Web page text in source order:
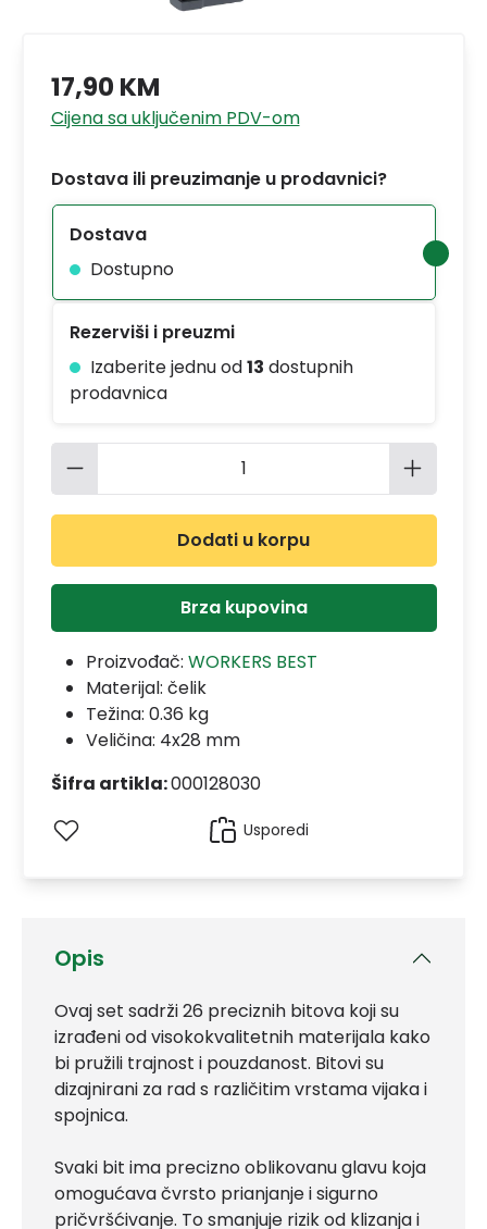
Opis
Ovaj set sadrži 26 preciznih bitova koji su
izrađeni od visokokvalitetnih materijala kako
bi pružili trajnost i pouzdanost. Bitovi su
dizajnirani za rad s različitim vrstama vijaka i
spojnica.
Svaki bit ima precizno oblikovanu glavu koja
omogućava čvrsto prianjanje i sigurno
pričvršćivanje. To smanjuje rizik od klizanja i
17,90 KM
Cijena sa uključenim PDV-om
Dostava ili preuzimanje u prodavnici?
Dostava
Dostupno
Rezerviši i preuzmi
Izaberite jednu od13 dostupnih
prodavnica
Količina proizvoda: Unesite
Dodati u korpu
Brza kupovina
Proizvođač: WORKERS BEST
Materijal: čelik
Težina: 0.36 kg
Veličina: 4x28 mm
Šifra artikla:000128030
Usporedi